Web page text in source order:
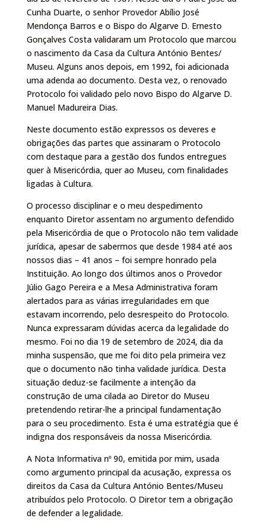
Cunha Duarte, o senhor Provedor Abílio José
Mendonça Barros e o Bispo do Algarve D. Ernesto
Gonçalves Costa validaram um Protocolo que marcou
o nascimento da Casa da Cultura António Bentes/
Museu. Alguns anos depois, em 1992, foi adicionada
uma adenda ao documento. Desta vez, o renovado
Protocolo foi validado pelo novo Bispo do Algarve D.
Manuel Madureira Dias.
Neste documento estão expressos os deveres e
obrigações das partes que assinaram o Protocolo
com destaque para a gestão dos fundos entregues
quer à Misericórdia, quer ao Museu, com finalidades
ligadas à Cultura.
O processo disciplinar e o meu despedimento
enquanto Diretor assentam no argumento defendido
pela Misericórdia de que o Protocolo não tem validade
jurídica, apesar de sabermos que desde 1984 até aos
nossos dias – 41 anos – foi sempre honrado pela
Instituição. Ao longo dos últimos anos o Provedor
Júlio Gago Pereira e a Mesa Administrativa foram
alertados para as várias irregularidades em que
estavam incorrendo, pelo desrespeito do Protocolo.
Nunca expressaram dúvidas acerca da legalidade do
mesmo. Foi no dia 19 de setembro de 2024, dia da
minha suspensão, que me foi dito pela primeira vez
que o documento não tinha validade jurídica. Desta
situação deduz-se facilmente a intenção da
construção de uma cilada ao Diretor do Museu
pretendendo retirar-lhe a principal fundamentação
para o seu procedimento. Esta é uma estratégia que é
indigna dos responsáveis da nossa Misericórdia.
A Nota Informativa nº 90, emitida por mim, usada
como argumento principal da acusação, expressa os
direitos da Casa da Cultura António Bentes/Museu
atribuídos pelo Protocolo. O Diretor tem a obrigação
de defender a legalidade.